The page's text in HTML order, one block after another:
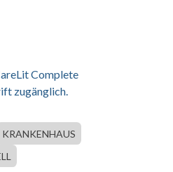
Complete
zugänglich.
KRANKENHAUS